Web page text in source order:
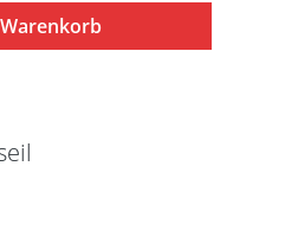
und dem
KnitPro
verbunden
Rundstricknadel